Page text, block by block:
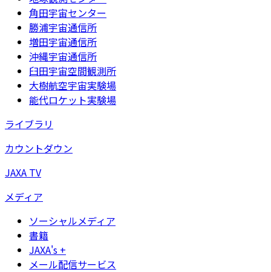
角田宇宙センター
勝浦宇宙通信所
増田宇宙通信所
沖縄宇宙通信所
臼田宇宙空間観測所
大樹航空宇宙実験場
能代ロケット実験場
ライブラリ
カウントダウン
JAXA TV
メディア
ソーシャルメディア
書籍
JAXA's +
メール配信サービス